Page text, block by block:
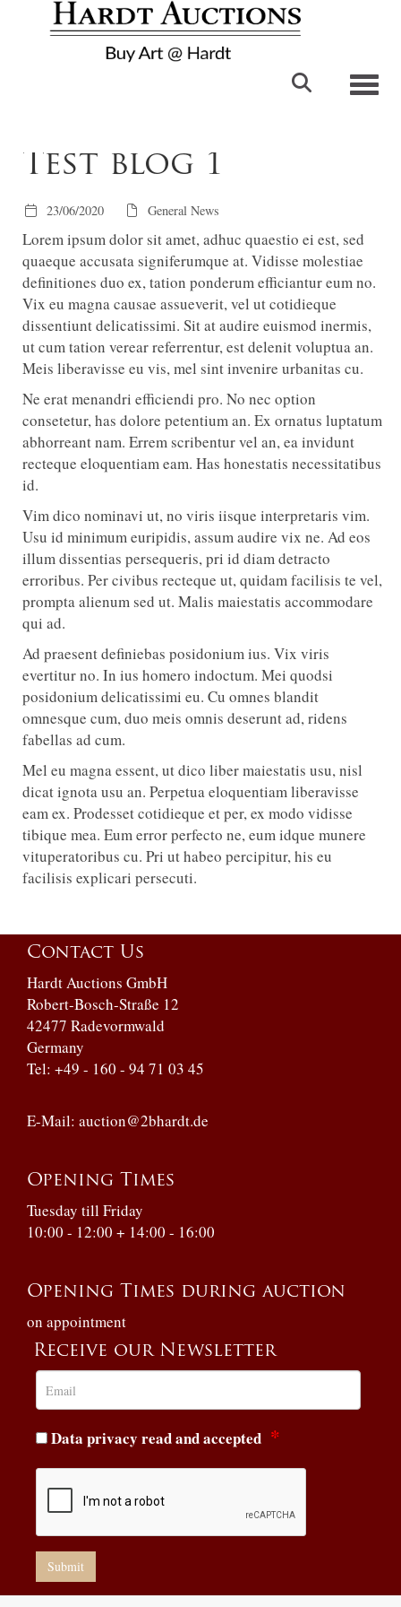
Test blog 1
23/06/2020 General News
Lorem ipsum dolor sit amet, adhuc quaestio ei est, sed
quaeque accusata signiferumque at. Vidisse molestiae
definitiones duo ex, tation ponderum efficiantur eum no.
Vix eu magna causae assueverit, vel ut cotidieque
dissentiunt delicatissimi. Sit at audire euismod inermis,
ut cum tation verear referrentur, est delenit voluptua an.
Meis liberavisse eu vis, mel sint invenire urbanitas cu.
Ne erat menandri efficiendi pro. No nec option
consetetur, has dolore petentium an. Ex ornatus luptatum
abhorreant nam. Errem scribentur vel an, ea invidunt
recteque eloquentiam eam. Has honestatis necessitatibus
id.
Vim dico nominavi ut, no viris iisque interpretaris vim.
Usu id minimum euripidis, assum audire vix ne. Ad eos
illum dissentias persequeris, pri id diam detracto
erroribus. Per civibus recteque ut, quidam facilisis te vel,
prompta alienum sed ut. Malis maiestatis accommodare
qui ad.
Ad praesent definiebas posidonium ius. Vix viris
evertitur no. In ius homero indoctum. Mei quodsi
posidonium delicatissimi eu. Cu omnes blandit
omnesque cum, duo meis omnis deserunt ad, ridens
fabellas ad cum.
Mel eu magna essent, ut dico liber maiestatis usu, nisl
dicat ignota usu an. Perpetua eloquentiam liberavisse
eam ex. Prodesset cotidieque et per, ex modo vidisse
tibique mea. Eum error perfecto ne, eum idque munere
vituperatoribus cu. Pri ut habeo percipitur, his eu
facilisis explicari persecuti.
Contact Us
Hardt Auctions GmbH
Robert-Bosch-Straße 12
42477 Radevormwald
Germany
Tel: +49 - 160 - 94 71 03 45
E-Mail: auction@2bhardt.de
Opening Times
Tuesday till Friday
10:00 - 12:00 + 14:00 - 16:00
Opening Times during auction
on appointment
Receive our Newsletter
Data privacy read and accepted